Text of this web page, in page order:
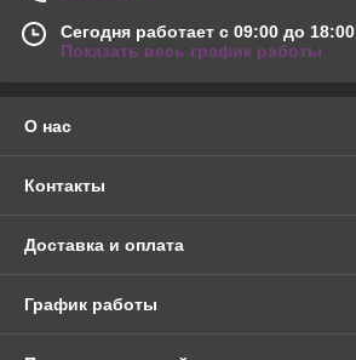
Сегодня работает с 09:00 до 18:00
Показать весь график работы
О нас
Контакты
Доставка и оплата
График работы